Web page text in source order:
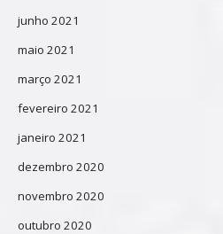
junho 2021
maio 2021
março 2021
fevereiro 2021
janeiro 2021
dezembro 2020
novembro 2020
outubro 2020